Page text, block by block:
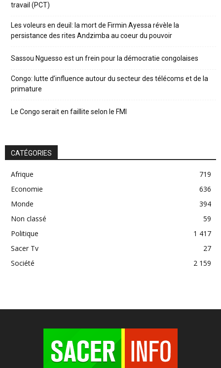
travail (PCT)
Les voleurs en deuil: la mort de Firmin Ayessa révèle la
persistance des rites Andzimba au coeur du pouvoir
Sassou Nguesso est un frein pour la démocratie congolaises
Congo: lutte d’influence autour du secteur des télécoms et de la
primature
Le Congo serait en faillite selon le FMI
CATÉGORIES
Afrique
719
Economie
636
Monde
394
Non classé
59
Politique
1 417
Sacer Tv
27
Société
2 159